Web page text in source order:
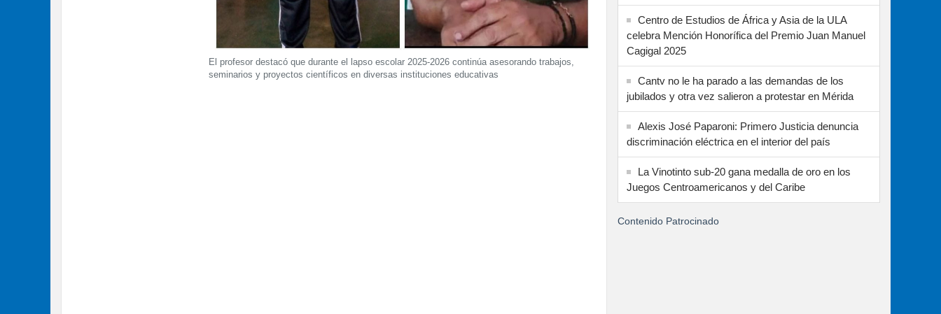
El profesor destacó que durante el lapso escolar 2025-2026 continúa asesorando trabajos,
seminarios y proyectos científicos en diversas instituciones educativas
Centro de Estudios de África y Asia de la ULA
celebra Mención Honorífica del Premio Juan Manuel
Cagigal 2025
Cantv no le ha parado a las demandas de los
jubilados y otra vez salieron a protestar en Mérida
Alexis José Paparoni: Primero Justicia denuncia
discriminación eléctrica en el interior del país
La Vinotinto sub-20 gana medalla de oro en los
Juegos Centroamericanos y del Caribe
Contenido Patrocinado